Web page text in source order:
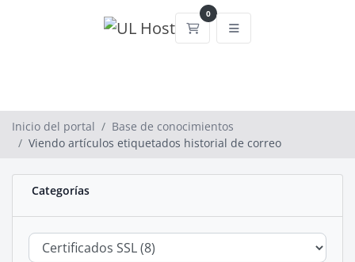
0
Carrito
Inicio del portal
Base de conocimientos
Viendo artículos etiquetados historial de correo
Categorías